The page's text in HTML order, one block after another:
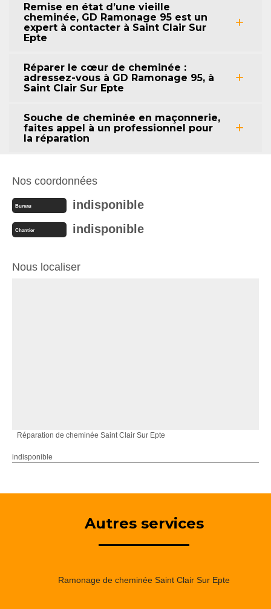
Remise en état d’une vieille
cheminée, GD Ramonage 95 est un
expert à contacter à Saint Clair Sur
Epte
Réparer le cœur de cheminée :
adressez-vous à GD Ramonage 95, à
Saint Clair Sur Epte
Souche de cheminée en maçonnerie,
faites appel à un professionnel pour
la réparation
Nos coordonnées
Bureau indisponible
Chantier indisponible
Nous localiser
Réparation de cheminée Saint Clair Sur Epte
indisponible
Autres services
Ramonage de cheminée Saint Clair Sur Epte